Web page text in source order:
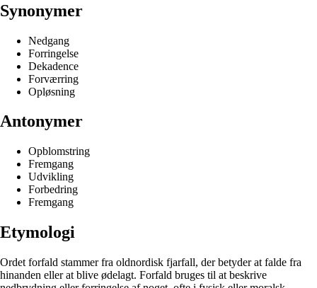
Synonymer
Nedgang
Forringelse
Dekadence
Forværring
Opløsning
Antonymer
Opblomstring
Fremgang
Udvikling
Forbedring
Fremgang
Etymologi
Ordet forfald stammer fra oldnordisk fjarfall, der betyder at falde fra
hinanden eller at blive ødelagt. Forfald bruges til at beskrive